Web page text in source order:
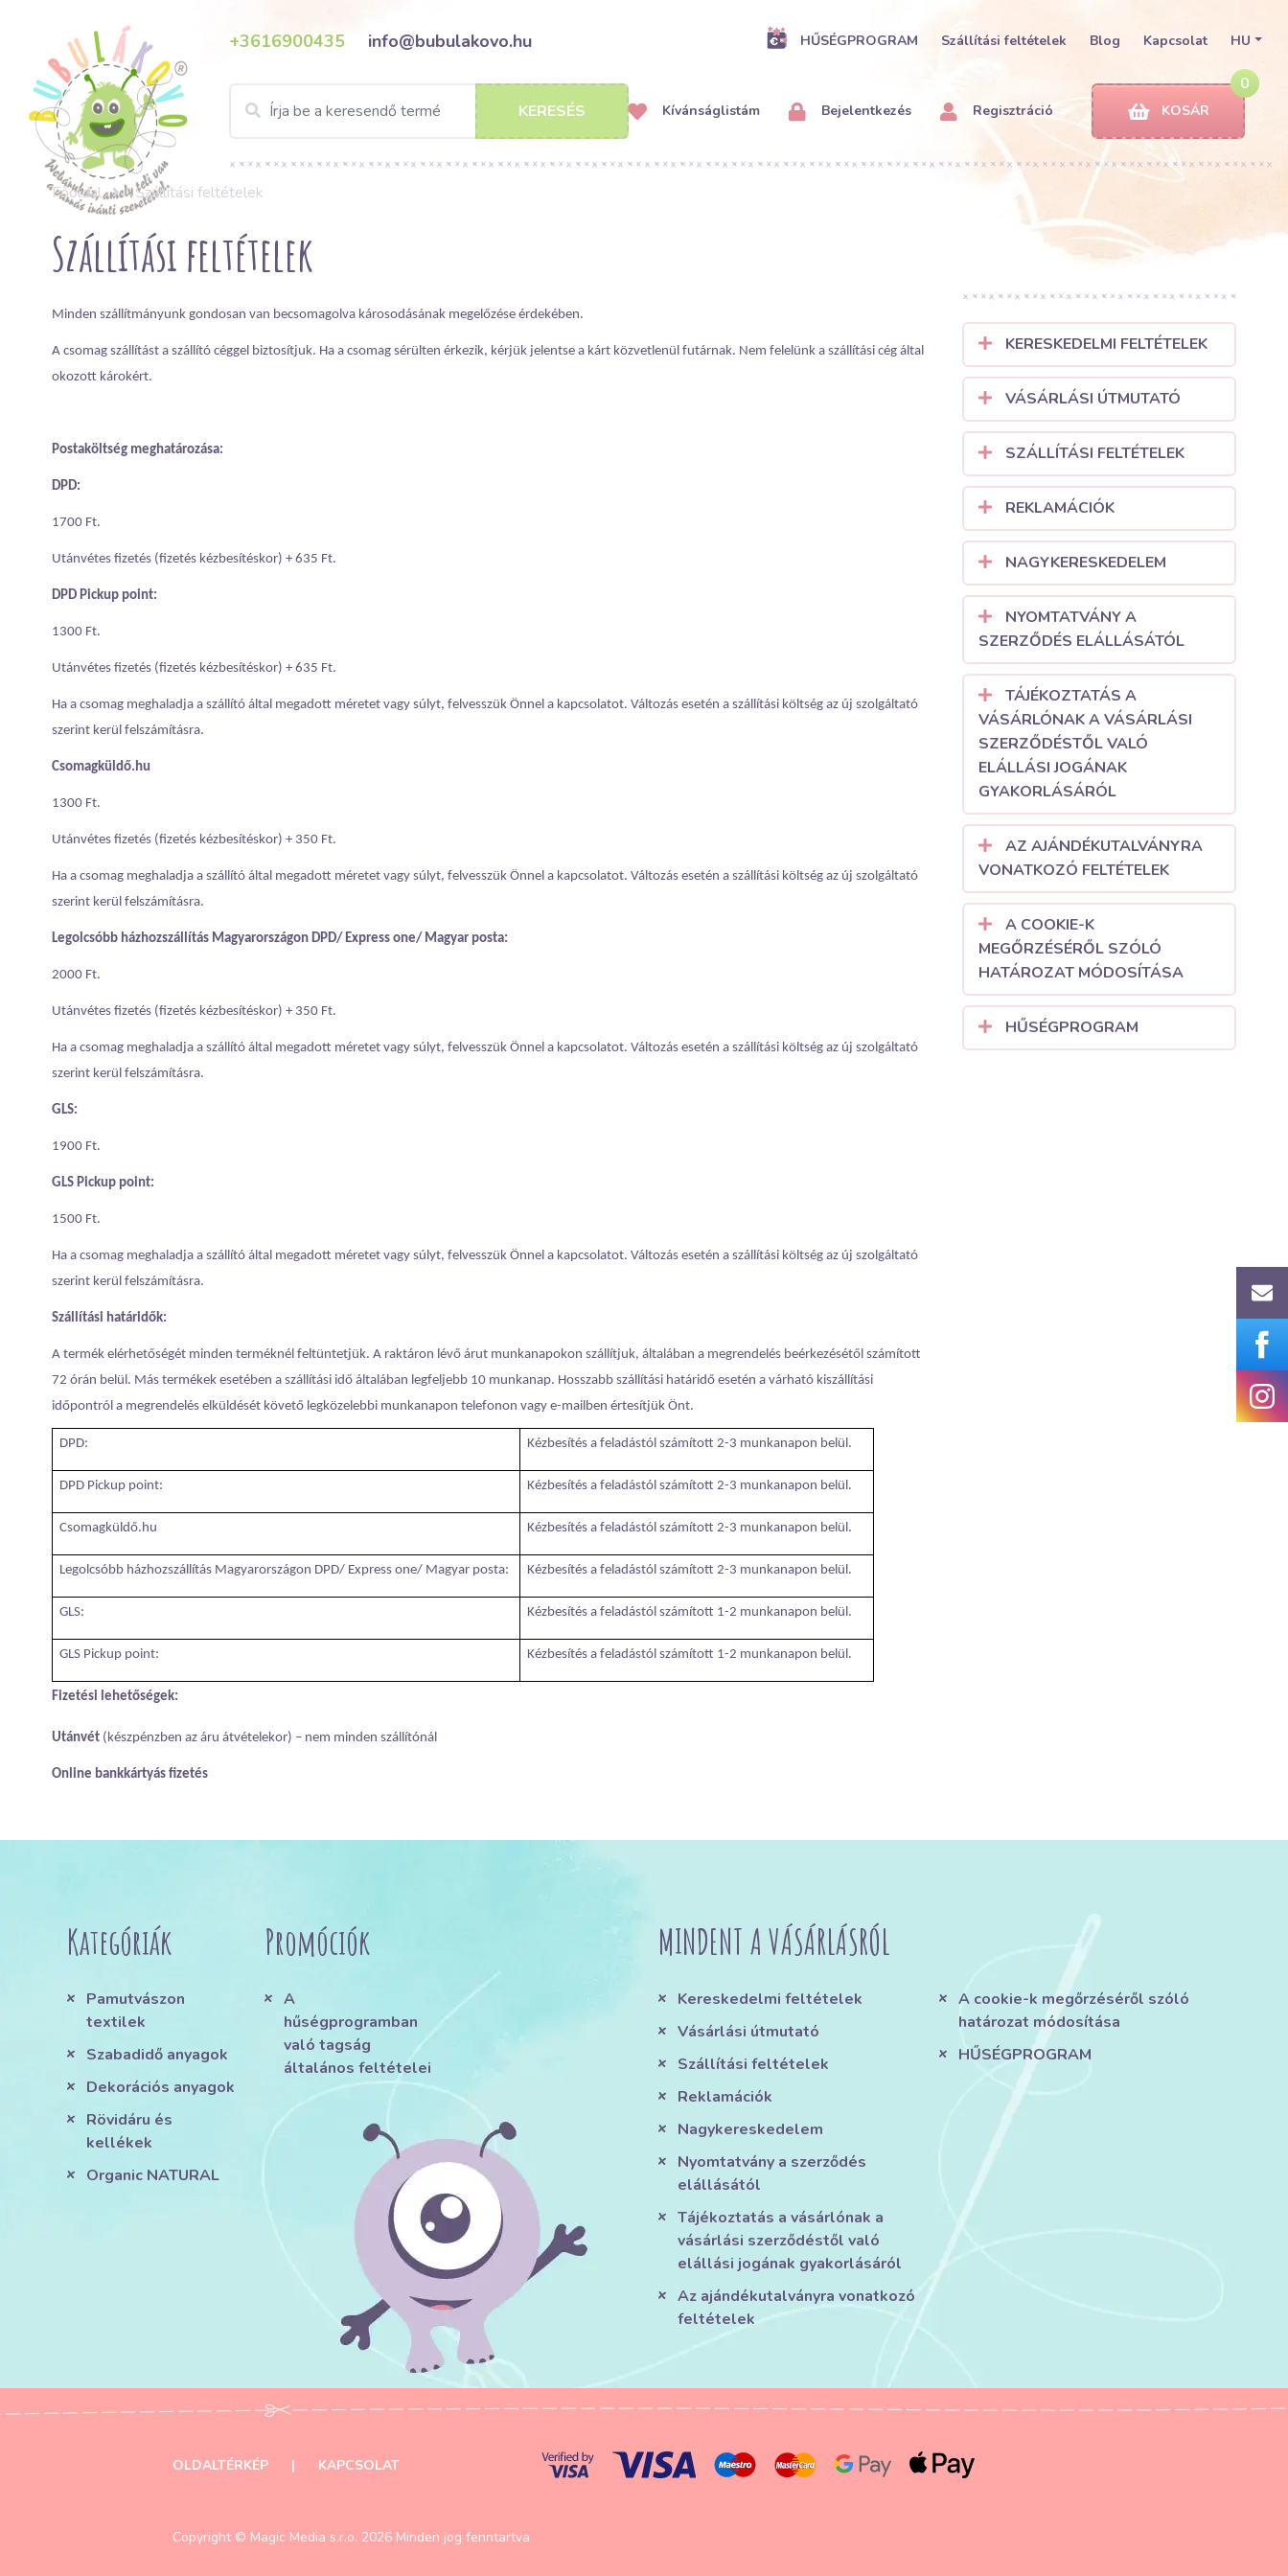
+3616900435 info@bubulakovo.hu HŰSÉGPROGRAM Szállítási feltételek Blog Kapcsolat HU
KERESÉS Kívánságlistám Bejelentkezés Regisztráció
0
KOSÁR
Főoldal Szállítási feltételek
Szállítási feltételek
Minden szállítmányunk gondosan van becsomagolva károsodásának megelőzése érdekében.
A csomag szállítást a szállító céggel biztosítjuk. Ha a csomag sérülten érkezik, kérjük jelentse a kárt közvetlenül futárnak. Nem felelünk a szállítási cég által
okozott károkért.
Postaköltség meghatározása:
DPD:
1700 Ft.
Utánvétes fizetés (fizetés kézbesítéskor) + 635 Ft.
DPD Pickup point:
1300 Ft.
Utánvétes fizetés (fizetés kézbesítéskor) + 635 Ft.
Ha a csomag meghaladja a szállító által megadott méretet vagy súlyt, felvesszük Önnel a kapcsolatot. Változás esetén a szállítási költség az új szolgáltató
szerint kerül felszámításra.
Csomagküldő.hu
1300 Ft.
Utánvétes fizetés (fizetés kézbesítéskor) + 350 Ft.
Ha a csomag meghaladja a szállító által megadott méretet vagy súlyt, felvesszük Önnel a kapcsolatot. Változás esetén a szállítási költség az új szolgáltató
szerint kerül felszámításra.
Legolcsóbb házhozszállítás Magyarországon DPD/ Express one/ Magyar posta:
2000 Ft.
Utánvétes fizetés (fizetés kézbesítéskor) + 350 Ft.
Ha a csomag meghaladja a szállító által megadott méretet vagy súlyt, felvesszük Önnel a kapcsolatot. Változás esetén a szállítási költség az új szolgáltató
szerint kerül felszámításra.
GLS:
1900 Ft.
GLS Pickup point:
1500 Ft.
Ha a csomag meghaladja a szállító által megadott méretet vagy súlyt, felvesszük Önnel a kapcsolatot. Változás esetén a szállítási költség az új szolgáltató
szerint kerül felszámításra.
Szállítási határidők:
A termék elérhetőségét minden terméknél feltüntetjük. A raktáron lévő árut munkanapokon szállítjuk, általában a megrendelés beérkezésétől számított
72 órán belül. Más termékek esetében a szállítási idő általában legfeljebb 10 munkanap. Hosszabb szállítási határidő esetén a várható kiszállítási
időpontról a megrendelés elküldését követő legközelebbi munkanapon telefonon vagy e-mailben értesítjük Önt.
DPD: Kézbesítés a feladástól számított 2-3 munkanapon belül.
DPD Pickup point: Kézbesítés a feladástól számított 2-3 munkanapon belül.
Csomagküldő.hu Kézbesítés a feladástól számított 2-3 munkanapon belül.
Legolcsóbb házhozszállítás Magyarországon DPD/ Express one/ Magyar posta: Kézbesítés a feladástól számított 2-3 munkanapon belül.
GLS: Kézbesítés a feladástól számított 1-2 munkanapon belül.
GLS Pickup point: Kézbesítés a feladástól számított 1-2 munkanapon belül.
Fizetési lehetőségek:
Utánvét (készpénzben az áru átvételekor) – nem minden szállítónál
Online bankkártyás fizetés
KERESKEDELMI FELTÉTELEK
VÁSÁRLÁSI ÚTMUTATÓ
SZÁLLÍTÁSI FELTÉTELEK
REKLAMÁCIÓK
NAGYKERESKEDELEM
NYOMTATVÁNY A
SZERZŐDÉS ELÁLLÁSÁTÓL
TÁJÉKOZTATÁS A
VÁSÁRLÓNAK A VÁSÁRLÁSI
SZERZŐDÉSTŐL VALÓ
ELÁLLÁSI JOGÁNAK
GYAKORLÁSÁRÓL
AZ AJÁNDÉKUTALVÁNYRA
VONATKOZÓ FELTÉTELEK
A COOKIE-K
MEGŐRZÉSÉRŐL SZÓLÓ
HATÁROZAT MÓDOSÍTÁSA
HŰSÉGPROGRAM
Kategóriák
Pamutvászon
textilek
Szabadidő anyagok
Dekorációs anyagok
Rövidáru és
kellékek
Organic NATURAL
Promóciók
A
hűségprogramban
való tagság
általános feltételei
MINDENT A VÁSÁRLÁSRÓL
Kereskedelmi feltételek
Vásárlási útmutató
Szállítási feltételek
Reklamációk
Nagykereskedelem
Nyomtatvány a szerződés
elállásától
Tájékoztatás a vásárlónak a
vásárlási szerződéstől való
elállási jogának gyakorlásáról
Az ajándékutalványra vonatkozó
feltételek
A cookie-k megőrzéséről szóló
határozat módosítása
HŰSÉGPROGRAM
OLDALTÉRKÉP | KAPCSOLAT
Copyright © Magic Media s.r.o. 2026 Minden jog fenntartva